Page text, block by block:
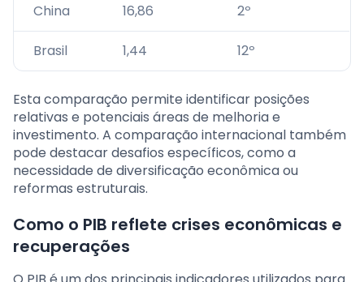
China 16,86 2º
Brasil 1,44 12º
Esta comparação permite identificar posições
relativas e potenciais áreas de melhoria e
investimento. A comparação internacional também
pode destacar desafios específicos, como a
necessidade de diversificação econômica ou
reformas estruturais.
Como o PIB reflete crises econômicas e
recuperações